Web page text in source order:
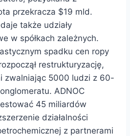
przekracza $19 mld.
także udziały
w spółkach zależnych.
spadku cen ropy
restrukturyzację,
zwalniając 5000 ludzi z 60-
ADNOC
45 miliardów
działalności
z partnerami